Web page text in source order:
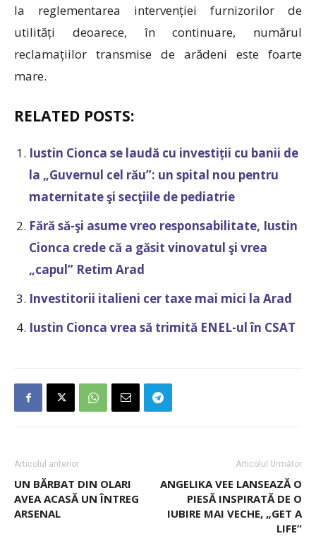
la reglementarea intervenției furnizorilor de
utilități deoarece, în continuare, numărul
reclamațiilor transmise de arădeni este foarte
mare.
RELATED POSTS:
Iustin Cionca se laudă cu investiții cu banii de
la „Guvernul cel rău”: un spital nou pentru
maternitate şi secţiile de pediatrie
Fără să-şi asume vreo responsabilitate, Iustin
Cionca crede că a găsit vinovatul şi vrea
„capul” Retim Arad
Investitorii italieni cer taxe mai mici la Arad
Iustin Cionca vrea să trimită ENEL-ul în CSAT
Articolul anterior
UN BĂRBAT DIN OLARI
AVEA ACASĂ UN ÎNTREG
ARSENAL
Articolul Următor
ANGELIKA VEE LANSEAZĂ O
PIESĂ INSPIRATĂ DE O
IUBIRE MAI VECHE, „GET A
LIFE”